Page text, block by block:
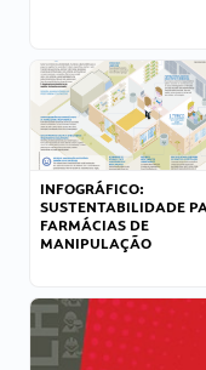
INFOGRÁFICO:
SUSTENTABILIDADE
FARMÁCIAS DE
MANIPULAÇÃO